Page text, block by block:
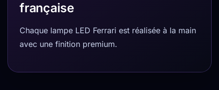
française
Chaque lampe LED Ferrari est réalisée à la main
avec une finition premium.